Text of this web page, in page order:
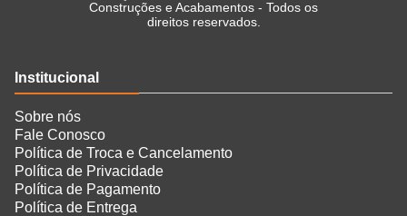
Construções e Acabamentos - Todos os
direitos reservados.
Institucional
Sobre nós
Fale Conosco
Política de Troca e Cancelamento
Política de Privacidade
Política de Pagamento
Política de Entrega